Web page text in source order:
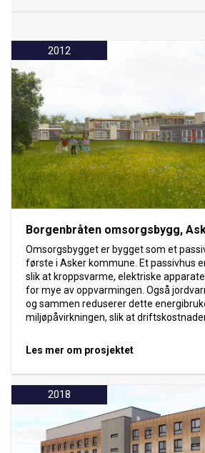
2012
Borgenbråten omsorgsbygg,
Omsorgsbygget er bygget som et
første i Asker kommune. Et passivhus
slik at kroppsvarme, elektriske
for mye av oppvarmingen. Også
og sammen reduserer dette
miljøpåvirkningen, slik at
Les mer om prosjektet
2018